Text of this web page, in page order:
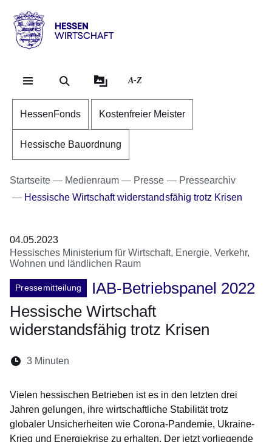
Hessen
Wirtschaft
A-Z
HessenFonds Kostenfreier Meister
Hessische Bauordnung
Startseite Medienraum Presse
Pressearchiv
Hessische Wirtschaft widerstandsfähig trotz Krisen
04.05.2023
Hessisches Ministerium für Wirtschaft, Energie, Verkehr,
Wohnen und ländlichen Raum
Pressemitteilung
IAB-Betriebspanel 2022
Hessische Wirtschaft
widerstandsfähig trotz Krisen
Lesedauer:
3 Minuten
Vielen hessischen Betrieben ist es in den letzten drei
Jahren gelungen, ihre wirtschaftliche Stabilität trotz
globaler Unsicherheiten wie Corona-Pandemie, Ukraine-
Krieg und Energiekrise zu erhalten. Der jetzt vorliegende